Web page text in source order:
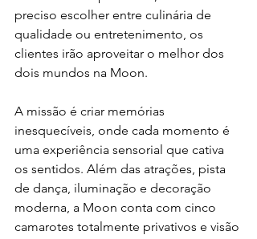
preciso escolher entre culinária de
qualidade ou entretenimento, os
clientes irão aproveitar o melhor dos
dois mundos na Moon.
A missão é criar memórias
inesquecíveis, onde cada momento é
uma experiência sensorial que cativa
os sentidos. Além das atrações, pista
de dança, iluminação e decoração
moderna, a Moon conta com cinco
camarotes totalmente privativos e visão